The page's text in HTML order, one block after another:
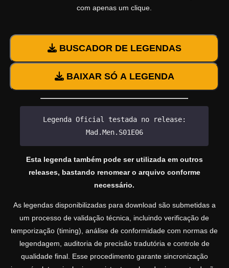
com apenas um clique.
BUSCADOR DE LEGENDAS
BAIXAR SÓ A LEGENDA
Legenda Oficial testada no release:
Mad.Men.S01E06
Esta legenda também pode ser utilizada em outros
releases, bastando renomear o arquivo conforme
necessário.
As legendas disponibilizadas para download são submetidas a
um processo de validação técnica, incluindo verificação de
temporização (timing), análise de conformidade com normas de
legendagem, auditoria de precisão tradutória e controle de
qualidade final. Esse procedimento garante sincronização